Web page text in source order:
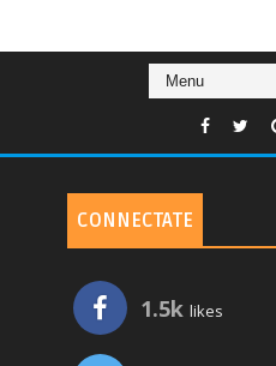
CONNECTATE
1.5k likes